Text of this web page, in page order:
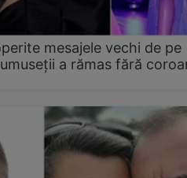
mesajele vechi de pe
a rămas fără